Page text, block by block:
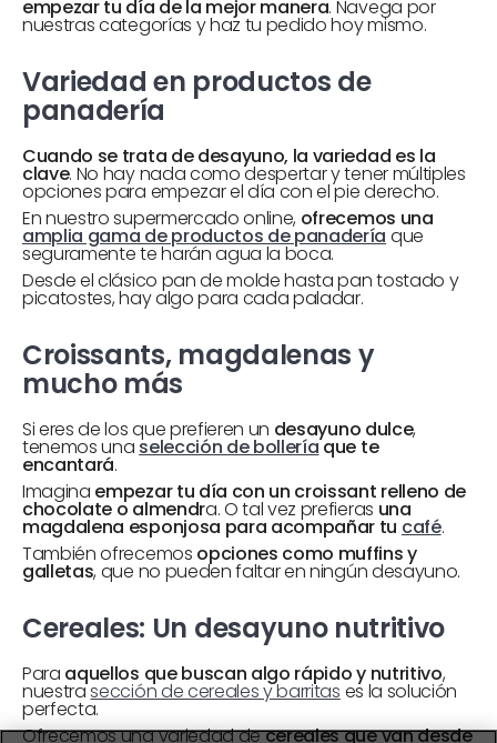
empezar tu día de la mejor manera. Navega por
nuestras categorías y haz tu pedido hoy mismo.
Variedad en productos de
panadería
Cuando se trata de desayuno, la variedad es la
clave. No hay nada como despertar y tener múltiples
opciones para empezar el día con el pie derecho.
En nuestro supermercado online, ofrecemos una
amplia gama de productos de panadería que
seguramente te harán agua la boca.
Desde el clásico pan de molde hasta pan tostado y
picatostes, hay algo para cada paladar.
Croissants, magdalenas y
mucho más
Si eres de los que prefieren un desayuno dulce,
tenemos una selección de bolleríaque te
encantará.
Imagina empezar tu día con un croissant relleno de
chocolate o almendra. O tal vez prefieras una
magdalena esponjosa para acompañar tu café.
También ofrecemos opciones como muffins y
galletas, que no pueden faltar en ningún desayuno.
Cereales: Un desayuno nutritivo
Para aquellos que buscan algo rápido y nutritivo,
nuestrasección de cereales y barritas es la solución
perfecta.
Ofrecemos una variedad decereales que van desde